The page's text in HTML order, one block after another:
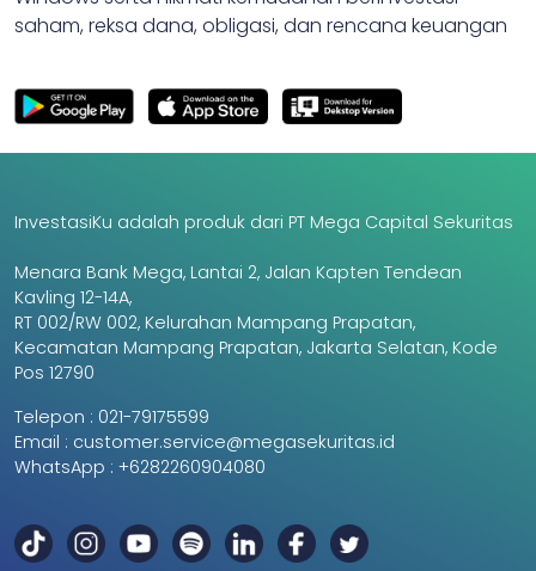
saham, reksa dana, obligasi, dan rencana keuangan
InvestasiKu adalah produk dari PT Mega Capital Sekuritas
Menara Bank Mega, Lantai 2, Jalan Kapten Tendean
Kavling 12-14A,
RT 002/RW 002, Kelurahan Mampang Prapatan,
Kecamatan Mampang Prapatan, Jakarta Selatan, Kode
Pos 12790
Telepon : 021-79175599
Email : customer.service@megasekuritas.id
WhatsApp : +6282260904080